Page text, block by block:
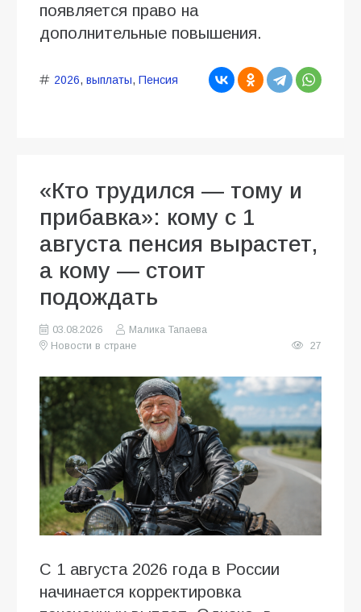
появляется право на
дополнительные повышения.
2026, выплаты, Пенсия
«Кто трудился — тому и
прибавка»: кому с 1
августа пенсия вырастет,
а кому — стоит
подождать
03.08.2026
Малика Тапаева
Новости в стране
27
С 1 августа 2026 года в России
начинается корректировка